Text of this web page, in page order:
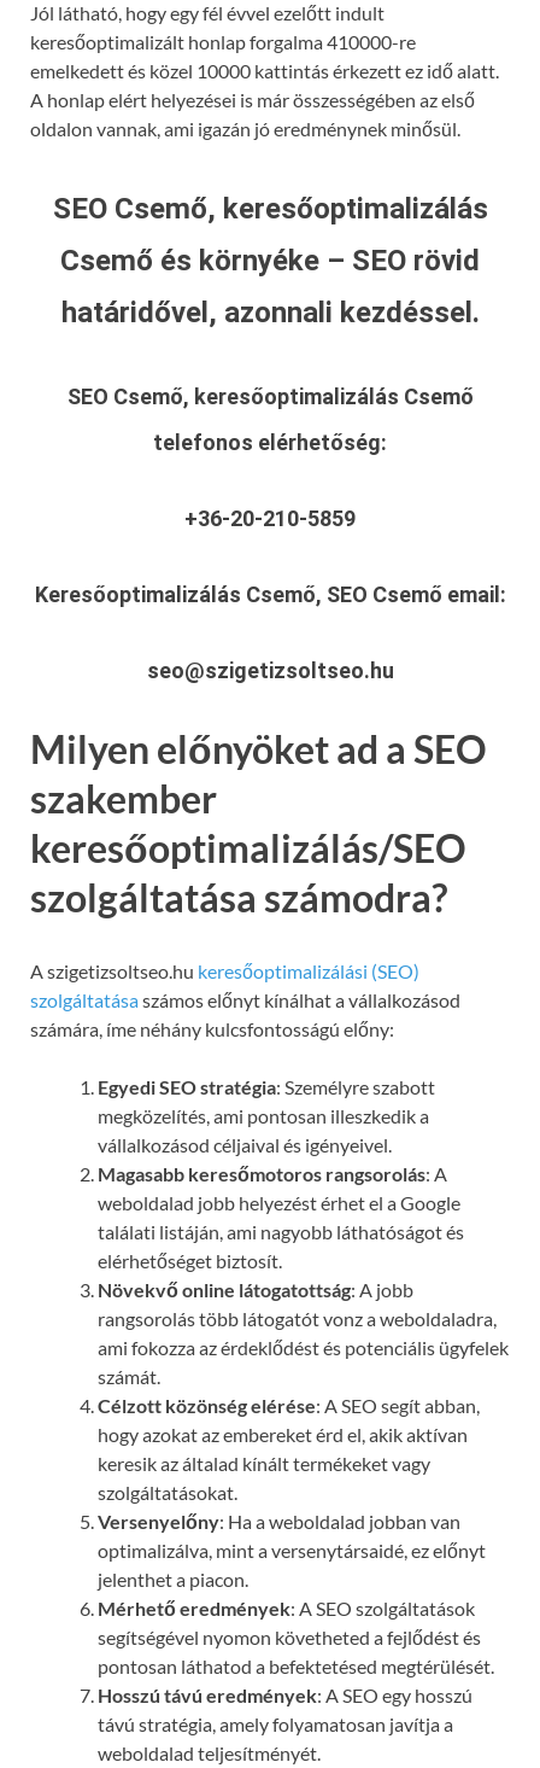
Jól látható, hogy egy fél évvel ezelőtt indult
keresőoptimalizált honlap forgalma 410000-re
emelkedett és közel 10000 kattintás érkezett ez idő alatt.
A honlap elért helyezései is már összességében az első
oldalon vannak, ami igazán jó eredménynek minősül.
SEO Csemő, keresőoptimalizálás
Csemő és környéke – SEO rövid
határidővel, azonnali kezdéssel.
SEO Csemő, keresőoptimalizálás Csemő
telefonos elérhetőség:
+36-20-210-5859
Keresőoptimalizálás Csemő, SEO Csemő email:
seo@szigetizsoltseo.hu
Milyen előnyöket ad a SEO
szakember
keresőoptimalizálás/SEO
szolgáltatása számodra?
A szigetizsoltseo.hu keresőoptimalizálási (SEO)
szolgáltatásaszámos előnyt kínálhat a vállalkozásod
számára, íme néhány kulcsfontosságú előny:
Egyedi SEO stratégia: Személyre szabott
megközelítés, ami pontosan illeszkedik a
vállalkozásod céljaival és igényeivel.
Magasabb keresőmotoros rangsorolás: A
weboldalad jobb helyezést érhet el a Google
találati listáján, ami nagyobb láthatóságot és
elérhetőséget biztosít.
Növekvő online látogatottság: A jobb
rangsorolás több látogatót vonz a weboldaladra,
ami fokozza az érdeklődést és potenciális ügyfelek
számát.
Célzott közönség elérése: A SEO segít abban,
hogy azokat az embereket érd el, akik aktívan
keresik az általad kínált termékeket vagy
szolgáltatásokat.
Versenyelőny: Ha a weboldalad jobban van
optimalizálva, mint a versenytársaidé, ez előnyt
jelenthet a piacon.
Mérhető eredmények: A SEO szolgáltatások
segítségével nyomon követheted a fejlődést és
pontosan láthatod a befektetésed megtérülését.
Hosszú távú eredmények: A SEO egy hosszú
távú stratégia, amely folyamatosan javítja a
weboldalad teljesítményét.